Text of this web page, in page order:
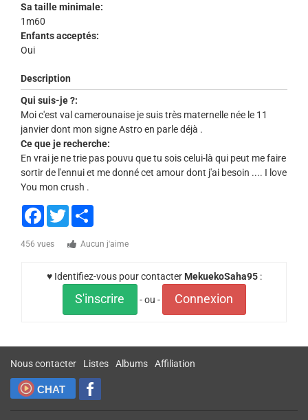
Sa taille minimale:
1m60
Enfants acceptés:
Oui
Description
Qui suis-je ?:
Moi c'est val camerounaise je suis très maternelle née le 11
janvier dont mon signe Astro en parle déjà .
Ce que je recherche:
En vrai je ne trie pas pouvu que tu sois celui-là qui peut me faire
sortir de l'ennui et me donné cet amour dont j'ai besoin .... I love
You mon crush .
Facebook
Twitter
456 vues Aucun j'aime
♥ Identifiez-vous pour contacter MekuekoSaha95:
S'inscrire - ou - Connexion
Nous contacter Listes Albums Affiliation
CHAT